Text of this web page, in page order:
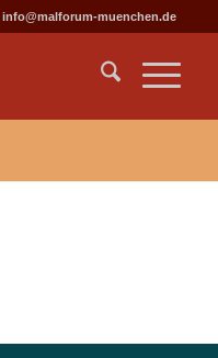
info@malforum-muenchen.de